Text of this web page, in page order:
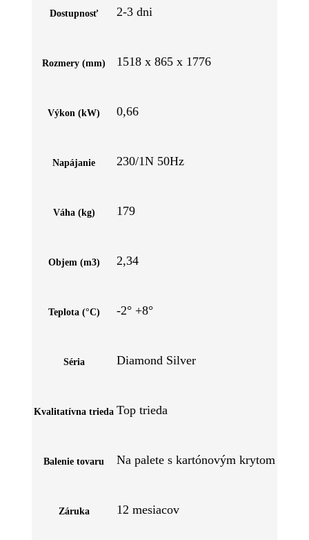
Dostupnosť 2-3 dni
Rozmery (mm) 1518 x 865 x 1776
Výkon (kW) 0,66
Napájanie 230/1N 50Hz
Váha (kg) 179
Objem (m3) 2,34
Teplota (°C) -2° +8°
Séria Diamond Silver
Kvalitatívna trieda Top trieda
Balenie tovaru Na palete s kartónovým krytom
Záruka 12 mesiacov